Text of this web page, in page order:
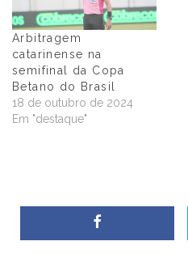
Arbitragem
catarinense na
semifinal da Copa
Betano do Brasil
18 de outubro de 2024
Em "destaque"